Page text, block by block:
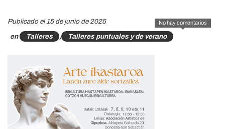
No hay comentarios
Publicado el 15 de junio de 2025
en
Talleres , Talleres puntuales y de verano